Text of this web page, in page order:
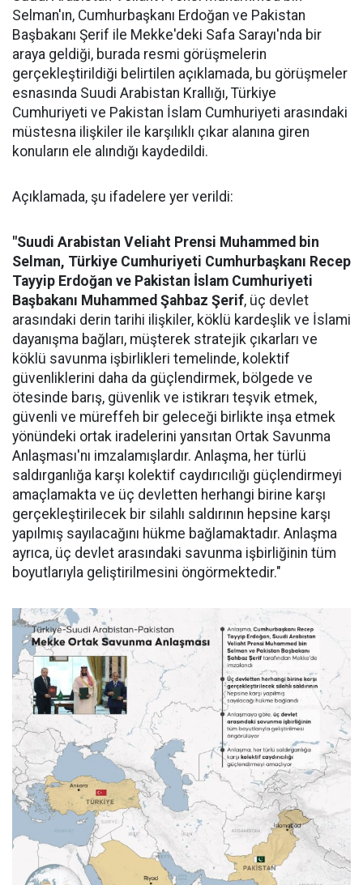
Selman'ın, Cumhurbaşkanı Erdoğan ve Pakistan
Başbakanı Şerif ile Mekke'deki Safa Sarayı'nda bir
araya geldiği, burada resmi görüşmelerin
gerçekleştirildiği belirtilen açıklamada, bu görüşmeler
esnasında Suudi Arabistan Krallığı, Türkiye
Cumhuriyeti ve Pakistan İslam Cumhuriyeti arasındaki
müstesna ilişkiler ile karşılıklı çıkar alanına giren
konuların ele alındığı kaydedildi.
Açıklamada, şu ifadelere yer verildi:
"Suudi Arabistan Veliaht Prensi Muhammed bin
Selman, Türkiye Cumhuriyeti Cumhurbaşkanı Recep
Tayyip Erdoğan ve Pakistan İslam Cumhuriyeti
Başbakanı Muhammed Şahbaz Şerif, üç devlet
arasındaki derin tarihi ilişkiler, köklü kardeşlik ve İslami
dayanışma bağları, müşterek stratejik çıkarları ve
köklü savunma işbirlikleri temelinde, kolektif
güvenliklerini daha da güçlendirmek, bölgede ve
ötesinde barış, güvenlik ve istikrarı teşvik etmek,
güvenli ve müreffeh bir geleceği birlikte inşa etmek
yönündeki ortak iradelerini yansıtan Ortak Savunma
Anlaşması'nı imzalamışlardır. Anlaşma, her türlü
saldırganlığa karşı kolektif caydırıcılığı güçlendirmeyi
amaçlamakta ve üç devletten herhangi birine karşı
gerçekleştirilecek bir silahlı saldırının hepsine karşı
yapılmış sayılacağını hükme bağlamaktadır. Anlaşma
ayrıca, üç devlet arasındaki savunma işbirliğinin tüm
boyutlarıyla geliştirilmesini öngörmektedir."